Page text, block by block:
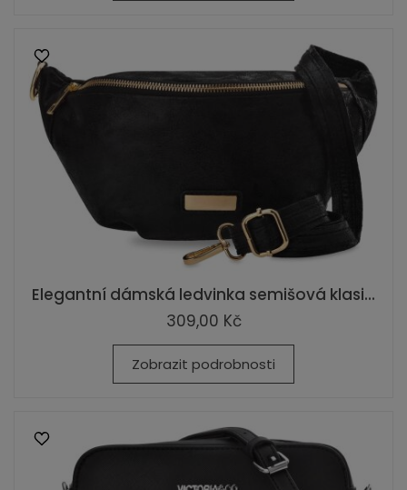
Elegantní dámská ledvinka semišová klasi...
309,00 Kč
Zobrazit podrobnosti